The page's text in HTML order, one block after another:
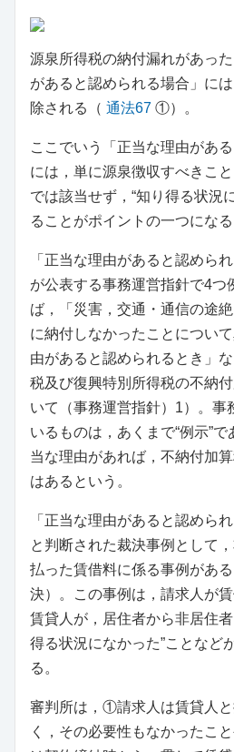
源泉所得税の納付漏れがあっ
があると認められる場合」に
除される（ 通法67 ①）。
ここでいう「正当な理由があ
には，単に源泉徴収すべきこ
では該当せず，“知り得る状況
ることがポイントの一つになる
「正当な理由があると認めら
が公表する事務運営指針で4つ
ば，「災害，交通・通信の途
に納付しなかったことについ
由があると認められるとき」
税及び復興特別所得税の不納
いて（事務運営指針）1）。事
いるものは，あくまで“例示”
当な理由があれば，不納付加
はあるという。
「正当な理由があると認めら
と判断された裁決事例として
払った賃借料に係る事例があ
決）。この事例は，請求人が
賃貸人が，居住者から非居住
得る状況になかった”ことなど
る。
審判所は，①請求人は賃貸人
く，その必要性もなかったこ